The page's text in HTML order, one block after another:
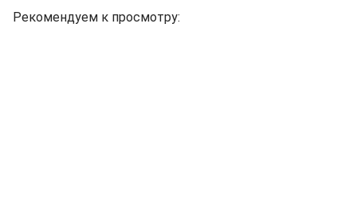
Рекомендуем к просмотру: